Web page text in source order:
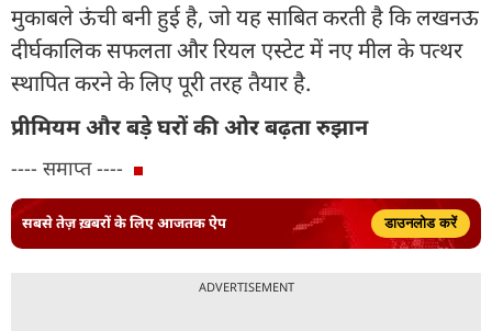
मुकाबले ऊंची बनी हुई है, जो यह साबित करती है कि लखनऊ
दीर्घकालिक सफलता और रियल एस्टेट में नए मील के पत्थर
स्थापित करने के लिए पूरी तरह तैयार है.
प्रीमियम और बड़े घरों की ओर बढ़ता रुझान
---- समाप्त ----
सबसे तेज़ ख़बरों के लिए आजतक ऐप डाउनलोड करें
ADVERTISEMENT